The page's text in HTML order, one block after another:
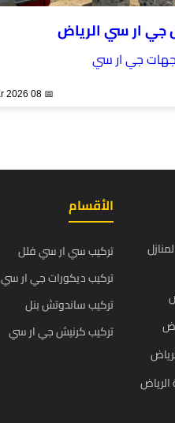
جي ار سي الرياض
جي ار سي
📅 08 Mar 2026
الأقسام
تركيب سي ار سي فلل
تركيب ديكورات جي ار سي
تركيب ساندوتش بنل
تركيب كرنيش جي ار سي